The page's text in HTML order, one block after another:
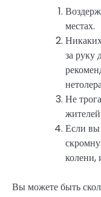
местах.
за руку
Не
жителей.
Если вы
колени,
Вы можете быть